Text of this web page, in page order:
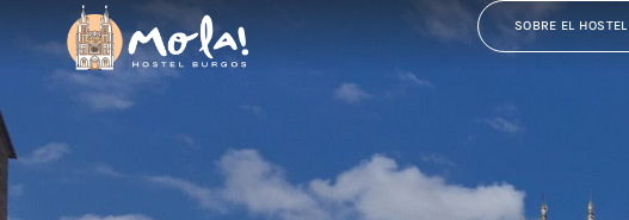
SOBRE EL HOSTEL